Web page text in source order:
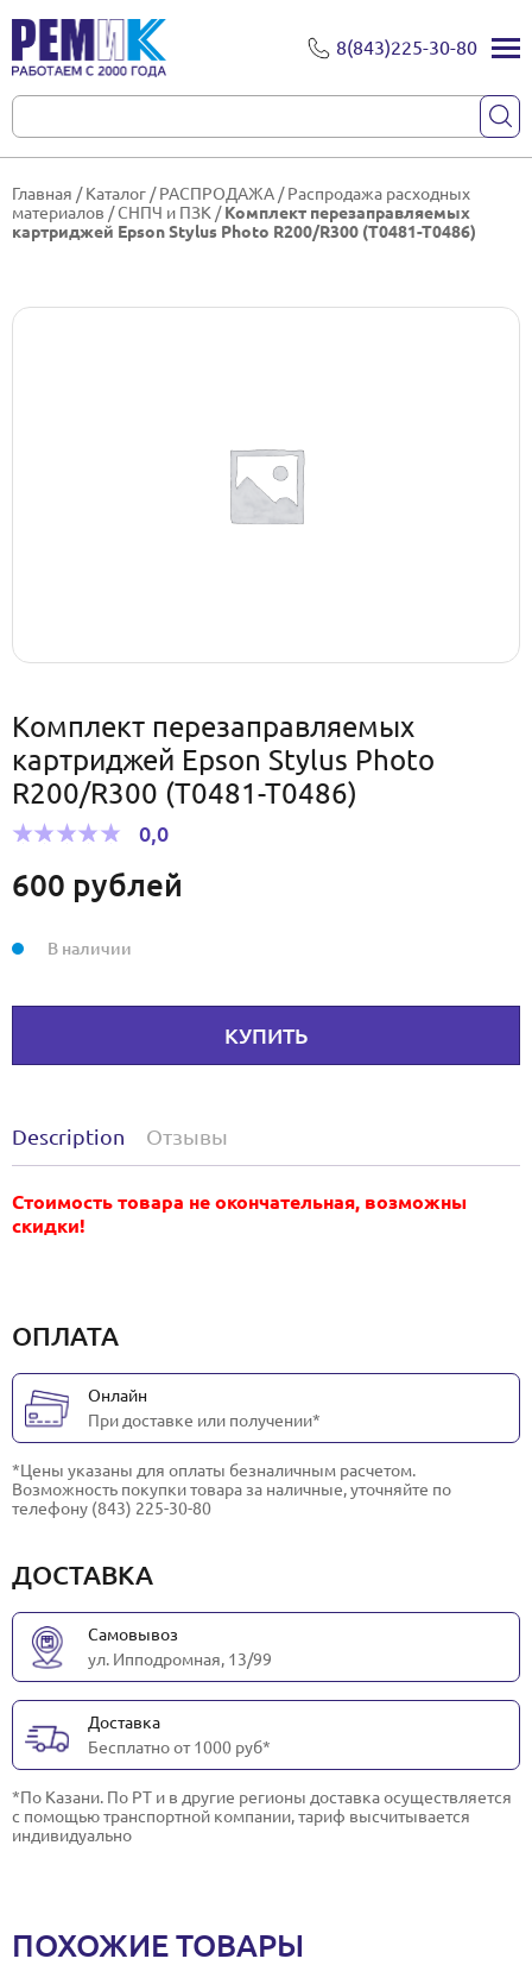
8(843)225-30-80
Главная /Каталог /РАСПРОДАЖА /Распродажа расходных
материалов /СНПЧ и ПЗК /Комплект перезаправляемых
картриджей Epson Stylus Photo R200/R300 (T0481-T0486)
Комплект перезаправляемых
картриджей Epson Stylus Photo
R200/R300 (T0481-T0486)
0,0
600 рублей
КУПИТЬ
В наличии
Description Отзывы
Стоимость товара не окончательная, возможны
скидки!
ОПЛАТА
Онлайн
При доставке или получении*
*Цены указаны для оплаты безналичным расчетом.
Возможность покупки товара за наличные, уточняйте по
телефону (843) 225-30-80
ДОСТАВКА
Самовывоз
ул. Ипподромная, 13/99
Доставка
Бесплатно от 1000 руб*
*По Казани. По РТ и в другие регионы доставка осуществляется
с помощью транспортной компании, тариф высчитывается
индивидуально
ПОХОЖИЕ ТОВАРЫ